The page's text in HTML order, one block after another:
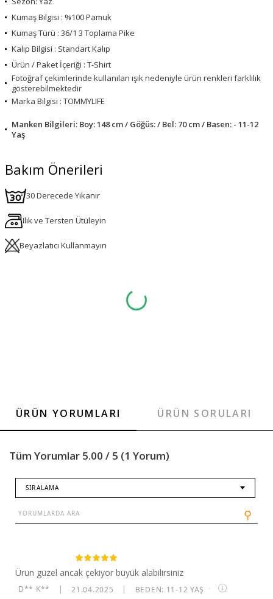
Kumaş Bilgisi : %100 Pamuk
Kumaş Türü : 36/1 3 Toplama Pike
Kalıp Bilgisi : Standart Kalıp
Ürün / Paket İçeriği : T-Shirt
Fotoğraf çekimlerinde kullanılan ışık nedeniyle ürün renkleri farklılık
gösterebilmektedir
Marka Bilgisi : TOMMYLIFE
Manken Bilgileri: Boy: 148 cm / Göğüs: / Bel: 70 cm / Basen: - 11-12
Yaş
Bakım Önerileri
30 Derecede Yıkanır
Ilık ve Tersten Ütüleyin
Beyazlatıcı Kullanmayın
ÜRÜN YORUMLARI ÜRÜN SORULARI
Tüm Yorumlar 5.00 / 5 (1 Yorum)
SIRALAMA
⚲
Ürün güzel ancak çekiyor büyük alabilirsiniz
D** K** 21.04.2025 BEDEN: 11-12 YAŞ ·